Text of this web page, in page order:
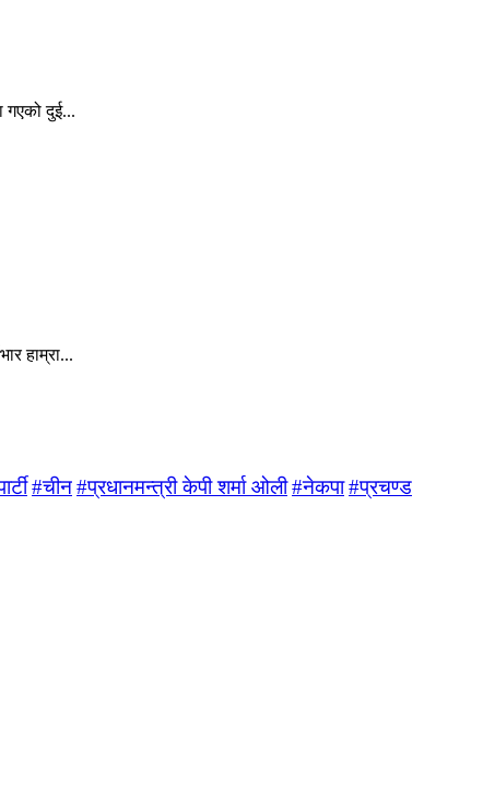
गएको दुई...
हाम्रा...
#चीन#प्रधानमन्त्री केपी शर्मा ओली#नेकपा#प्रचण्ड